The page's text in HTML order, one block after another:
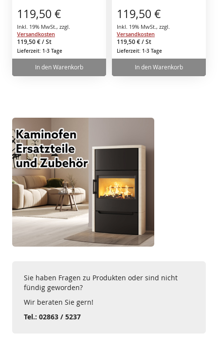
+ Ladegerät + Koffer
119,50 €
Inkl. 19% MwSt. , zzgl.
Versandkosten
119,50 €/ St
Lieferzeit: 1-3 Tage
In den Warenkorb
Vibrator mit 2 Batterien
21V und Koffer
119,50 €
Inkl. 19% MwSt. , zzgl.
Versandkosten
119,50 €/ St
Lieferzeit: 1-3 Tage
In den Warenkorb
Sie haben Fragen zu Produkten oder sind nicht
fündig geworden?
Wir beraten Sie gern!
Tel.: 02863 / 5237